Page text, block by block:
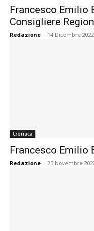
Francesco Emilio
Consigliere
Redazione - 14 Dicembre 2022
Cronaca
Francesco Emilio
Redazione - 25 Novembre